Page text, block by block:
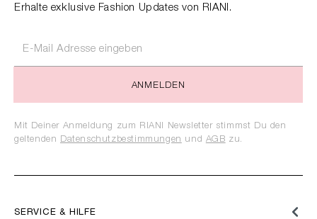
SERVICE & HILFE
Erhalte exklusive Fashion Updates von RIANI.
ANMELDEN
Mit Deiner Anmeldung zum RIANI Newsletter stimmst Du den
geltenden Datenschutzbestimmungen und AGB zu.